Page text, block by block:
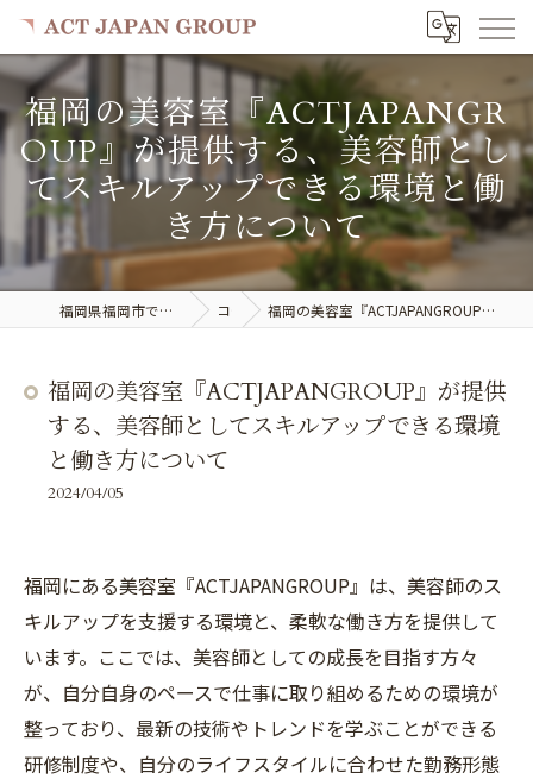
福岡の美容室『ACTJAPANGR
OUP』が提供する、美容師とし
てスキルアップできる環境と働
き方について
福岡県福岡市で美容室の求人ならACT JAPAN GROUP コラム 福岡の美容室『ACTJAPANGROUP』が提供する、美容師としてスキルアップできる環境と働き方について
福岡の美容室『ACTJAPANGROUP』が提供
する、美容師としてスキルアップできる環境
と働き方について
2024/04/05
福岡にある美容室『ACTJAPANGROUP』は、美容師のス
キルアップを支援する環境と、柔軟な働き方を提供して
います。ここでは、美容師としての成長を目指す方々
が、自分自身のペースで仕事に取り組めるための環境が
整っており、最新の技術やトレンドを学ぶことができる
研修制度や、自分のライフスタイルに合わせた勤務形態